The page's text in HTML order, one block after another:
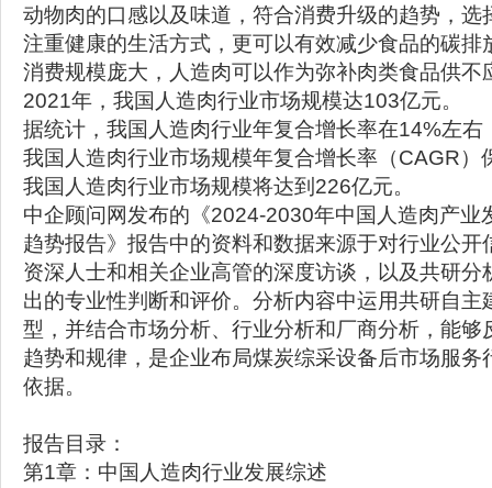
动物肉的口感以及味道，符合消费升级的趋势，选
注重健康的生活方式，更可以有效减少食品的碳排
消费规模庞大，人造肉可以作为弥补肉类食品供不
2021年，我国人造肉行业市场规模达103亿元。
据统计，我国人造肉行业年复合增长率在14%左
我国人造肉行业市场规模年复合增长率（CAGR）
我国人造肉行业市场规模将达到226亿元。
中企顾问网发布的《2024-2030年中国人造肉产业
趋势报告》报告中的资料和数据来源于对行业公开
资深人士和相关企业高管的深度访谈，以及共研分
出的专业性判断和评价。分析内容中运用共研自主
型，并结合市场分析、行业分析和厂商分析，能够
趋势和规律，是企业布局煤炭综采设备后市场服务
依据。
报告目录：
第1章：中国人造肉行业发展综述